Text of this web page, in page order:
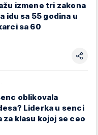
izmene tri zakona
idu sa 55 godina u
sa 60
oblikovala
Liderka u senci
za klasu kojoj se ceo